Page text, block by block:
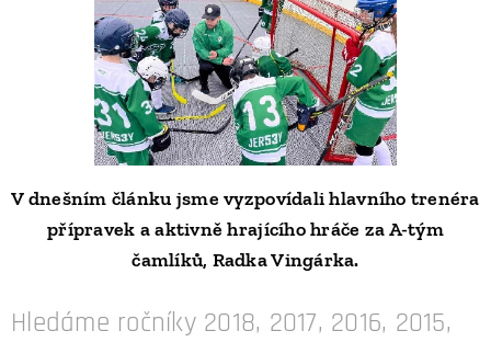
V dnešním článku jsme vyzpovídali hlavního trenéra
přípravek a aktivně hrajícího hráče za A-tým
čamlíků, Radka Vingárka.
Hledáme ročníky 2018, 2017, 2016, 2015,